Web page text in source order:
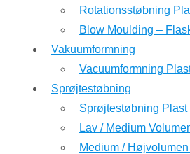
Rotationsstøbning
Blow Moulding –
Vakuumformning
Vacuumformning
Sprøjtestøbning
Sprøjtestøbning Plast
Lav / Medium
Medium /